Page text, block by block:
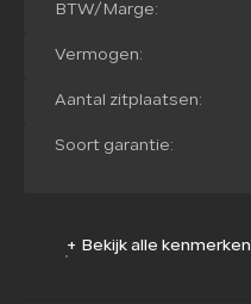
BTW/Marge:
Vermogen:
Aantal zitplaatsen:
Soort garantie:
+ Bekijk alle kenmerken